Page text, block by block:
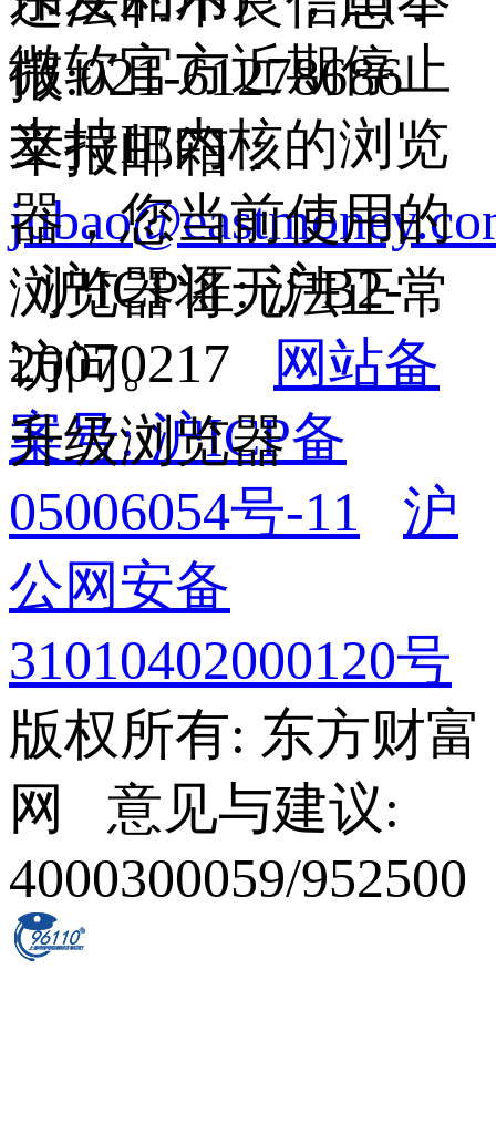
报:021-61278686
举报邮箱：
沪ICP证: 沪B2-
20070217
网站备
案号: 沪ICP备
05006054号-11
沪
公网安备
31010402000120号
版权所有: 东方财富
网 意见与建议:
4000300059/952500
微软官方近期停止
支持IE内核的浏览
器，您当前使用的
浏览器将无法正常
访问。
升级浏览器